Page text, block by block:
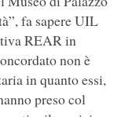
fa sapere UIL
REAR in
non è
in quanto essi,
preso col